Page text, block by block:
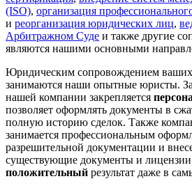
(ISO), организация
и реорганизация юридических лиц,
Арбитражном Суде и также другие
являются нашими основными
Юридическим сопровождением
занимаются наши опытные юристы.
нашей компании закрепляется
позволяет оформлять документы в
полную историю сделок. Также
занимается профессиональным
разрешительной документации и
существующие документы и
положительный результат даже в